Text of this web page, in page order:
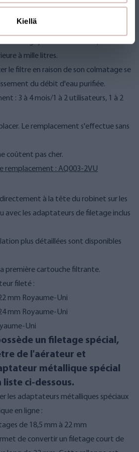
Kiellä
à mille litres.
le filtre en raison de son colmatage se
du débit d'eau purifiée.
: 3 à 4 mois/1 à 2 utilisateurs, 1 à 2
Le remplacement s'effectue sans
coûtent pas cher.
remplacement : AQ003-2VU
à la tête du robinet sur les
avec les adaptateurs de filetage inclus
plus détaillées sont disponibles
première cartouche filtrante.
fileté :
mm Royaume-Uni
mm Royaume-Uni
Uni
un filetage spécial,
de l'aérateur et
métallique spécial
ci-dessous.
les adaptateurs métalliques spéciaux
en ligne :
de 18,5 mm à 22 mm
de convertir un filetage court de